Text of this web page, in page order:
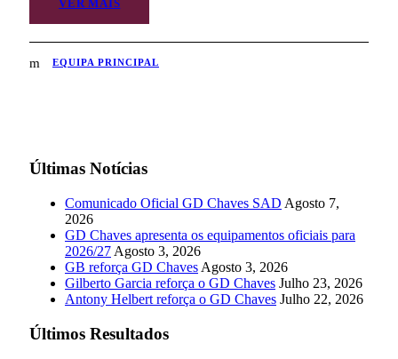
VER MAIS
EQUIPA PRINCIPAL
Últimas Notícias
Comunicado Oficial GD Chaves SAD Agosto 7,
2026
GD Chaves apresenta os equipamentos oficiais para
2026/27 Agosto 3, 2026
GB reforça GD Chaves Agosto 3, 2026
Gilberto Garcia reforça o GD Chaves Julho 23, 2026
Antony Helbert reforça o GD Chaves Julho 22, 2026
Últimos Resultados